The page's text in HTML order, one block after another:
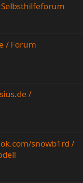
/ Forum
/
snowb1rd /